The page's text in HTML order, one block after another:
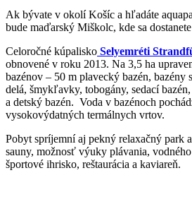
Ak bývate v okolí Košíc a hľadáte
bude maďarský Miškolc, kde sa
Celoročné kúpalisko Selyemréti
obnovené v roku 2013. Na 3,5 ha
bazénov – 50 m plavecký bazén, bazény
delá, šmykľavky, tobogány, sedací
a detský bazén. Voda v bazénoch
vysokovýdatných termálnych vrtov.
Pobyt spríjemní aj pekný relaxačný park
sauny, možnosť výuky plávania,
športové ihrisko, reštaurácia a kaviareň.